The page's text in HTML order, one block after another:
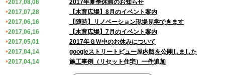
2017,08,06
2017年夏季休暇のお知らせ
2017,07,28
【木育広場】8月のイベント案内
2017,06,16
【随時】リノベーション現場見学できます
2017,06,16
【木育広場】7月のイベント案内
2017,05,01
2017年ＧＷ中のお休みについて
2017,04,14
googleストリートビュー屋内版を公開しました
2017,04,14
施工事例（リセット住宅）一件追加